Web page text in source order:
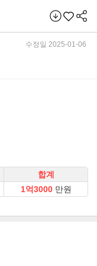
수정일 2025-01-06
합계
만원